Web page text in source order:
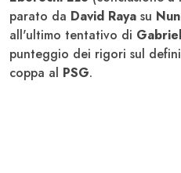
parato da David Raya su
all'ultimo tentativo di
punteggio dei rigori sul
coppa al PSG.